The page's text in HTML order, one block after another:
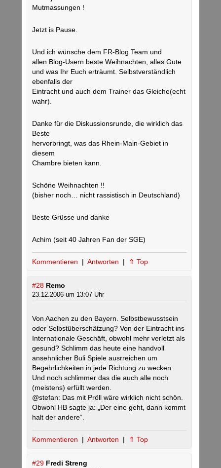
Mutmassungen !
Jetzt is Pause.
Und ich wünsche dem FR-Blog Team und
allen Blog-Usern beste Weihnachten, alles Gute
und was Ihr Euch erträumt. Selbstverständlich
ebenfalls der
Eintracht und auch dem Trainer das Gleiche(echt
wahr).
Danke für die Diskussionsrunde, die wirklich das
Beste
hervorbringt, was das Rhein-Main-Gebiet in
diesem
Chambre bieten kann.
Schöne Weihnachten !!
(bisher noch… nicht rassistisch in Deutschland)
Beste Grüsse und danke
Achim (seit 40 Jahren Fan der SGE)
Kommentieren | Antworten | ⇑ Top
#28 Remo
23.12.2006 um 13:07 Uhr
Von Aachen zu den Bayern. Selbstbewusstsein
oder Selbstüberschätzung? Von der Eintracht ins
Internationale Geschäft, obwohl mehr verletzt als
gesund? Schlimm das heute eine handvoll
ansehnlicher Buli Spiele ausrreichen um
Begehrlichkeiten in jede Richtung zu wecken.
Und noch schlimmer das die auch alle noch
(meistens) erfüllt werden.
@stefan: Das mit Pröll wäre wirklich nicht schön.
Obwohl HB sagte ja: „Der eine geht, dann kommt
halt der andere“.
Kommentieren | Antworten | ⇑ Top
#29 Fredi Streng